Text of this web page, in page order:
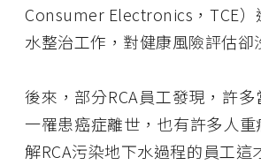
Consumer Electronics，TCE）
水整治工作，對健康風險評估卻
後來，部分RCA員工發現，許
一罹患癌症離世，也有許多人
解RCA污染地下水過程的員工這